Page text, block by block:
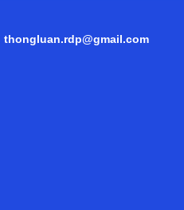
thongluan.rdp@gmail.com